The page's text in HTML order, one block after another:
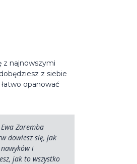
z najnowszymi
z siebie
opanować
Zaremba
dowiesz się, jak
i
jak to wszystko